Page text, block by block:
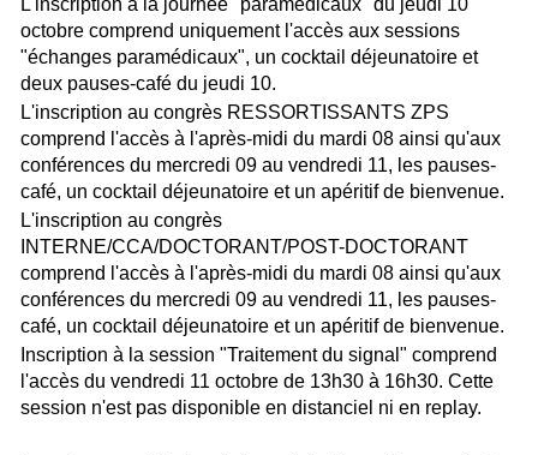
octobre comprend uniquement l'accès aux sessions
"échanges paramédicaux", un cocktail déjeunatoire et
deux pauses-café du jeudi 10.
L'inscription au congrès RESSORTISSANTS ZPS
comprend l'accès à l'après-midi du mardi 08 ainsi qu'aux
conférences du mercredi 09 au vendredi 11, les pauses-
café, un cocktail déjeunatoire et un apéritif de bienvenue.
L'inscription au congrès
INTERNE/CCA/DOCTORANT/POST-DOCTORANT
comprend l'accès à l'après-midi du mardi 08 ainsi qu'aux
conférences du mercredi 09 au vendredi 11, les pauses-
café, un cocktail déjeunatoire et un apéritif de bienvenue.
Inscription à la session "Traitement du signal" comprend
l'accès du vendredi 11 octobre de 13h30 à 16h30. Cette
session n'est pas disponible en distanciel ni en replay.